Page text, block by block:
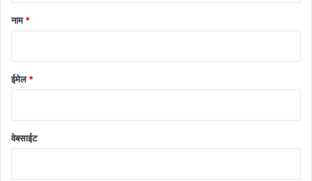
नाम*
ईमेल*
वेबसाईट